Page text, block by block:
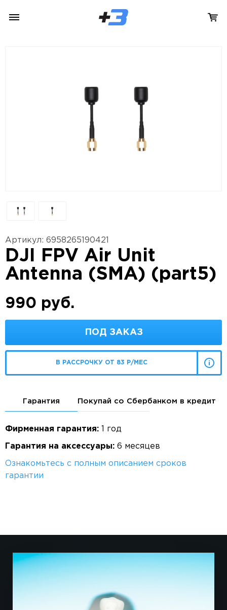
Артикул: 6958265190421
DJI FPV Air Unit
Antenna (SMA) (part5)
990 руб.
ПОД ЗАКАЗ
В РАССРОЧКУ ОТ 83 Р/МЕС
Гарантия Покупай со Сбербанком в кредит
Фирменная гарантия: 1 год
Гарантия на аксессуары: 6 месяцев
Ознакомьтесь с полным описанием сроков
гарантии